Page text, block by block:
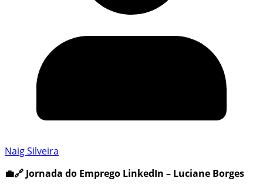
Naig Silveira
💼🔗 Jornada do Emprego LinkedIn – Luciane Borges